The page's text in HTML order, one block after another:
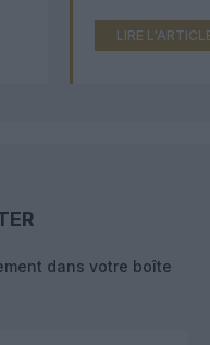
LIRE
dans votre boîte